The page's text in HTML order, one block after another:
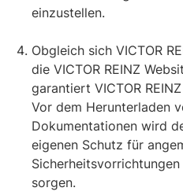
einzustellen.
Obgleich sich VICTOR
die VICTOR REINZ
garantiert VICTOR
Vor dem Herunterladen
Dokumentationen wird
eigenen Schutz für
sorgen.